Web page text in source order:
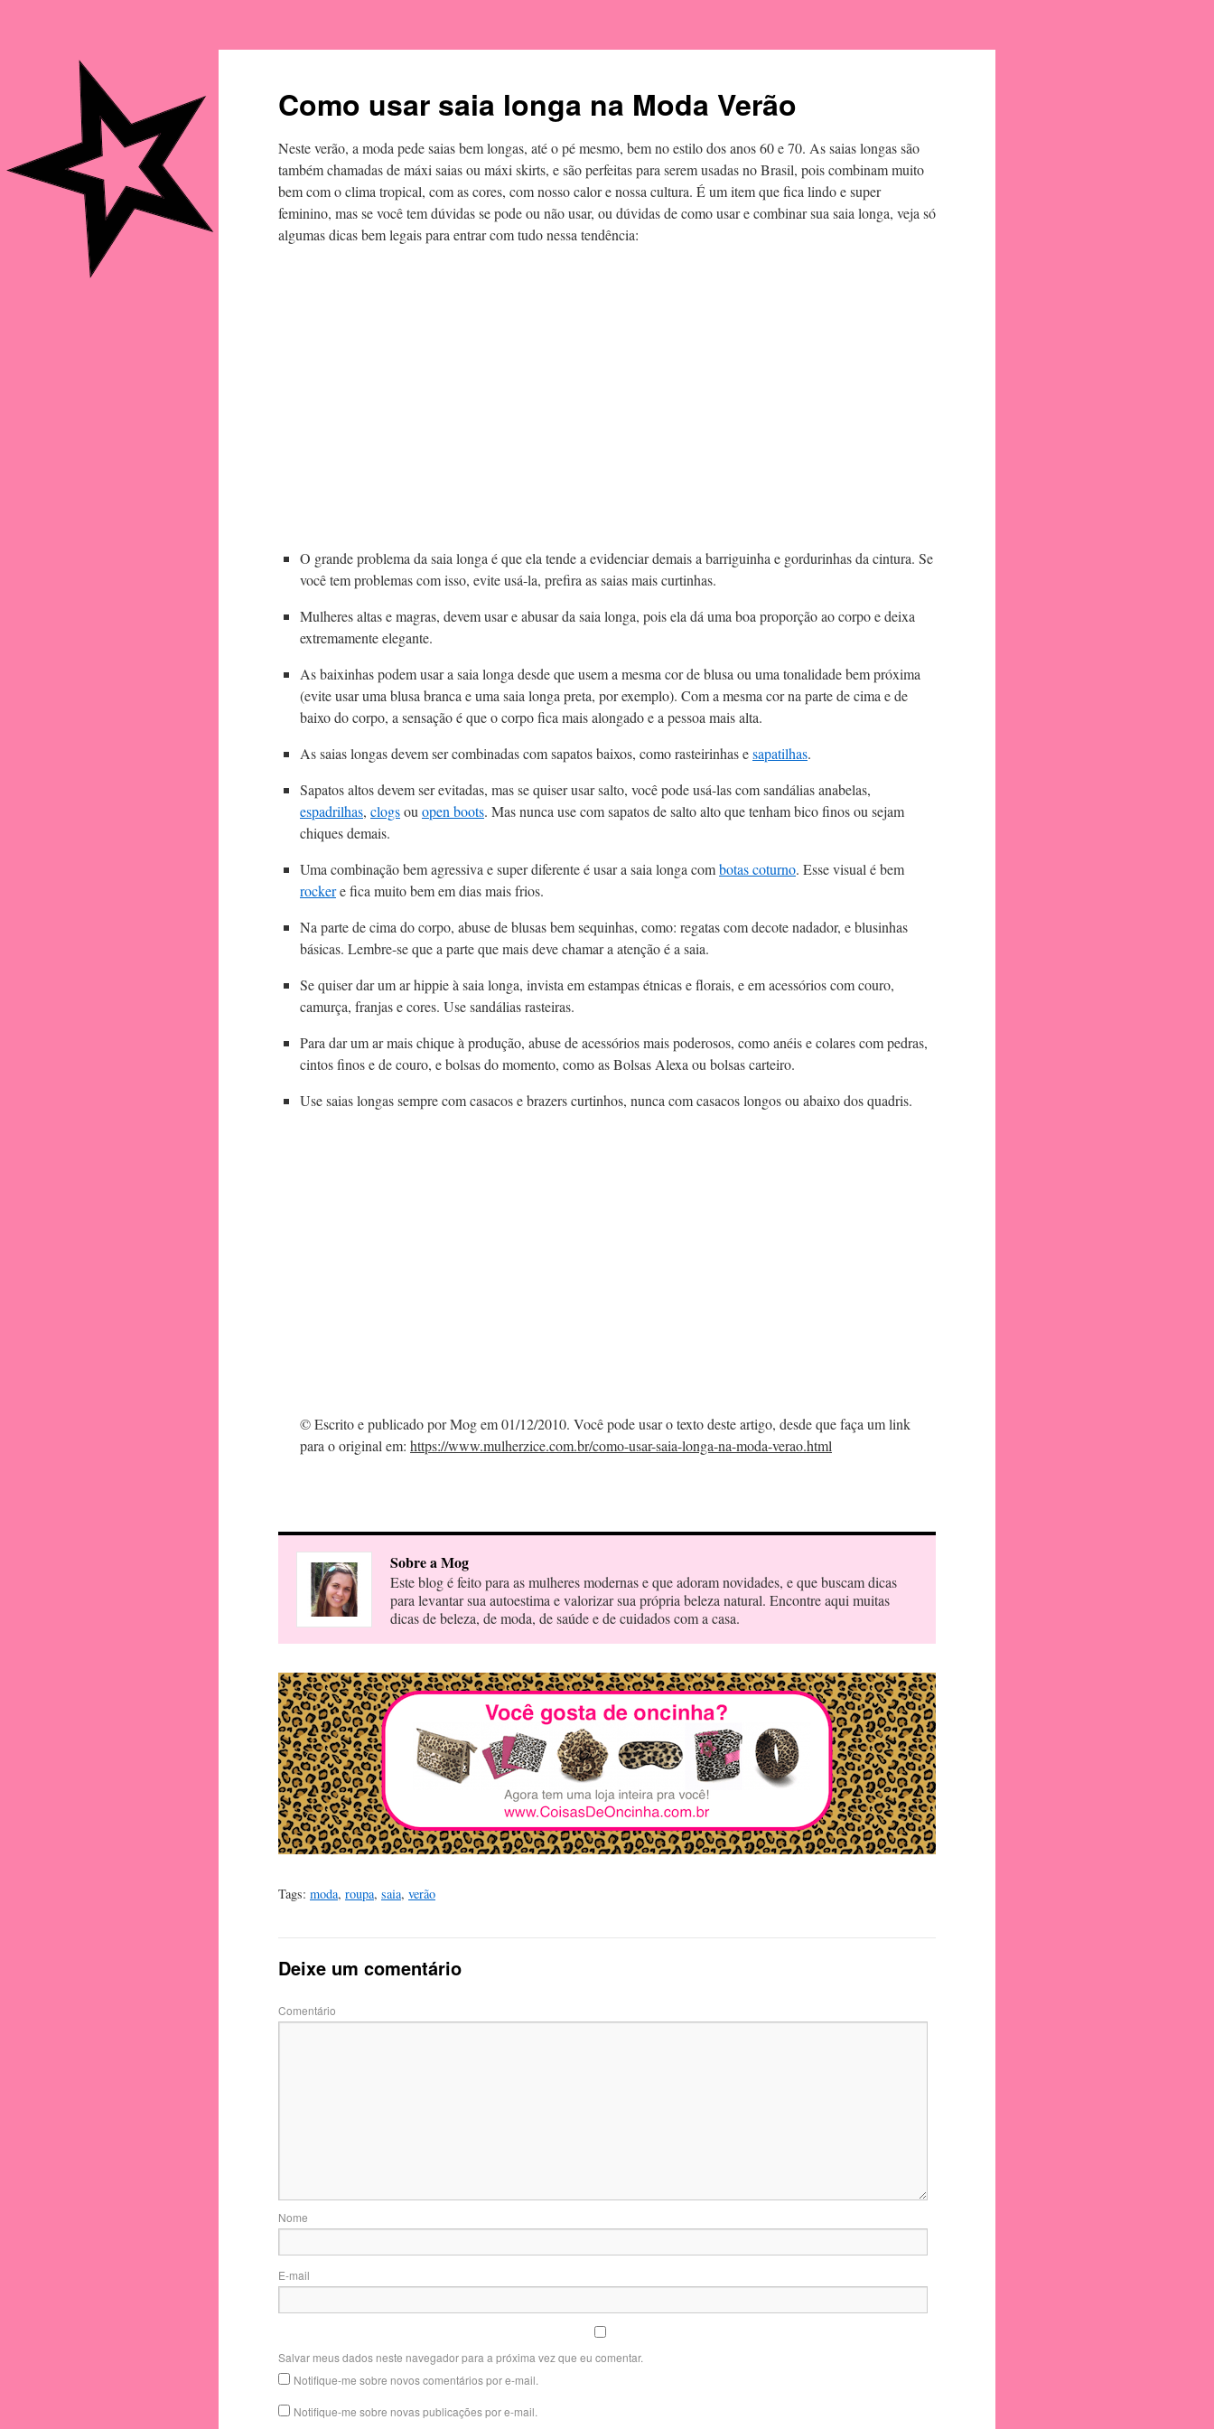
Como usar saia longa na Moda Verão
Neste verão, a moda pede saias bem longas, até o pé mesmo, bem no estilo dos anos 60 e 70. As saias longas são
também chamadas de máxi saias ou máxi skirts, e são perfeitas para serem usadas no Brasil, pois combinam muito
bem com o clima tropical, com as cores, com nosso calor e nossa cultura. É um item que fica lindo e super
feminino, mas se você tem dúvidas se pode ou não usar, ou dúvidas de como usar e combinar sua saia longa, veja só
algumas dicas bem legais para entrar com tudo nessa tendência:
O grande problema da saia longa é que ela tende a evidenciar demais a barriguinha e gordurinhas da cintura. Se
você tem problemas com isso, evite usá-la, prefira as saias mais curtinhas.
Mulheres altas e magras, devem usar e abusar da saia longa, pois ela dá uma boa proporção ao corpo e deixa
extremamente elegante.
As baixinhas podem usar a saia longa desde que usem a mesma cor de blusa ou uma tonalidade bem próxima
(evite usar uma blusa branca e uma saia longa preta, por exemplo). Com a mesma cor na parte de cima e de
baixo do corpo, a sensação é que o corpo fica mais alongado e a pessoa mais alta.
As saias longas devem ser combinadas com sapatos baixos, como rasteirinhas esapatilhas.
Sapatos altos devem ser evitadas, mas se quiser usar salto, você pode usá-las com sandálias anabelas,
espadrilhas, clogsou open boots. Mas nunca use com sapatos de salto alto que tenham bico finos ou sejam
chiques demais.
Uma combinação bem agressiva e super diferente é usar a saia longa combotas coturno. Esse visual é bem
rockere fica muito bem em dias mais frios.
Na parte de cima do corpo, abuse de blusas bem sequinhas, como: regatas com decote nadador, e blusinhas
básicas. Lembre-se que a parte que mais deve chamar a atenção é a saia.
Se quiser dar um ar hippie à saia longa, invista em estampas étnicas e florais, e em acessórios com couro,
camurça, franjas e cores. Use sandálias rasteiras.
Para dar um ar mais chique à produção, abuse de acessórios mais poderosos, como anéis e colares com pedras,
cintos finos e de couro, e bolsas do momento, como as Bolsas Alexa ou bolsas carteiro.
Use saias longas sempre com casacos e brazers curtinhos, nunca com casacos longos ou abaixo dos quadris.
© Escrito e publicado por Mog em 01/12/2010. Você pode usar o texto deste artigo, desde que faça um link
para o original em: https://www.mulherzice.com.br/como-usar-saia-longa-na-moda-verao.html
Sobre a Mog
Este blog é feito para as mulheres modernas e que adoram novidades, e que buscam dicas
para levantar sua autoestima e valorizar sua própria beleza natural. Encontre aqui muitas
dicas de beleza, de moda, de saúde e de cuidados com a casa.
Tags: moda, roupa, saia, verão
Deixe um comentário
Comentário
Nome
E-mail
Salvar meus dados neste navegador para a próxima vez que eu comentar.
Notifique-me sobre novos comentários por e-mail.
Notifique-me sobre novas publicações por e-mail.